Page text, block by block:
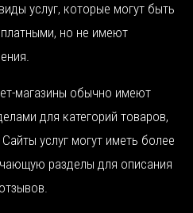
услуг, которые могут быть
но не имеют
магазины обычно имеют
для категорий товаров,
услуг могут иметь более
разделы для описания